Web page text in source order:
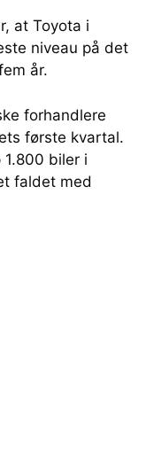
at Toyota i
niveau på det
år.
forhandlere
første kvartal.
biler i
faldet med